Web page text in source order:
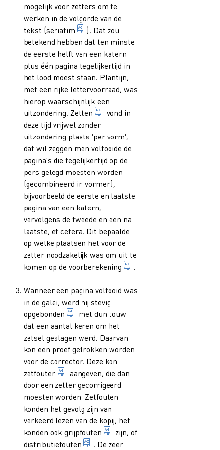
mogelijk voor zetters om te
werken in de volgorde van de
tekst (seriatim het zetten van pagina's in hun
). Dat zou
betekend hebben dat ten minste
de eerste helft van een katern
plus één pagina tegelijkertijd in
het lood moest staan. Plantijn,
met een rijke lettervoorraad, was
hierop waarschijnlijk een
uitzondering. Zetten het met de hand of machinaal
vond in
deze tijd vrijwel zonder
uitzondering plaats 'per vorm',
dat wil zeggen men voltooide de
pagina's die tegelijkertijd op de
pers gelegd moesten worden
(gecombineerd in vormen),
bijvoorbeeld de eerste en laatste
pagina van een katern,
vervolgens de tweede en een na
laatste, et cetera. Dit bepaalde
op welke plaatsen het voor de
zetter noodzakelijk was om uit te
komen op de voorberekening .
Wanneer een pagina voltooid was
in de galei, werd hij stevig
opgebonden
bewerking die een gezette pagina moet
met dun touw
dat een aantal keren om het
zetsel geslagen werd. Daarvan
kon een proef getrokken worden
voor de corrector. Deze kon
zetfouten
1. door de zetter gemaakte fout waarvan
aangeven, die dan
door een zetter gecorrigeerd
moesten worden. Zetfouten
konden het gevolg zijn van
verkeerd lezen van de kopij, het
konden ook grijpfouten doet zich voor wanneer de
zijn, of
distributiefouten
het verkeerd terugplaatsen van
. De zeer